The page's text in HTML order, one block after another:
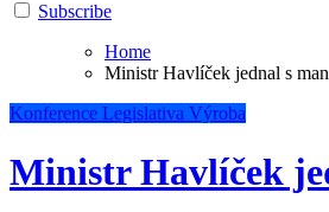
Subscribe
Home
Ministr Havlíček jednal s
Konference Legislativa Výroba
Ministr Havlíček